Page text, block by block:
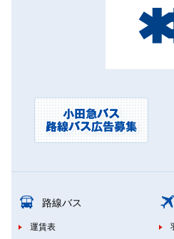
路線バス
運賃表